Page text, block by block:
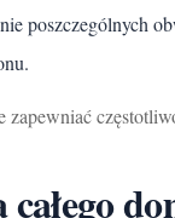
poszczególnych